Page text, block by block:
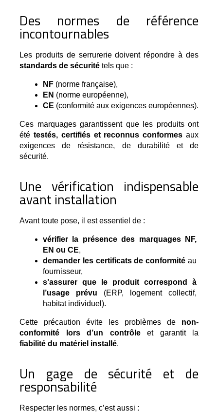
Des normes de référence
incontournables
standards de sécurité tels que :
NF (norme française),
EN (norme européenne),
CE (conformité aux exigences européennes).
Ces marquages garantissent que les produits ont
été testés, certifiés et reconnus conformes aux
exigences de résistance, de durabilité et de
sécurité.
Une vérification indispensable
avant installation
Avant toute pose, il est essentiel de :
vérifier la présence des marquages NF,
EN ou CE,
demander les certificats de conformité au
fournisseur,
s’assurer que le produit correspond à
l’usage prévu (ERP, logement collectif,
habitat individuel).
Cette précaution évite les problèmes de non-
conformité lors d’un contrôleet garantit la
fiabilité du matériel installé.
Un gage de sécurité et de
responsabilité
Respecter les normes, c’est aussi :